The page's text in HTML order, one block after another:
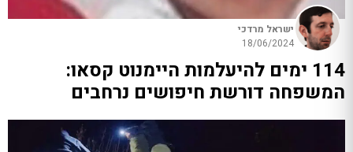
ישראל מרדכי
18/06/2024
114 ימים להיעלמות היימנוט קסאו:
המשפחה דורשת חיפושים נרחבים